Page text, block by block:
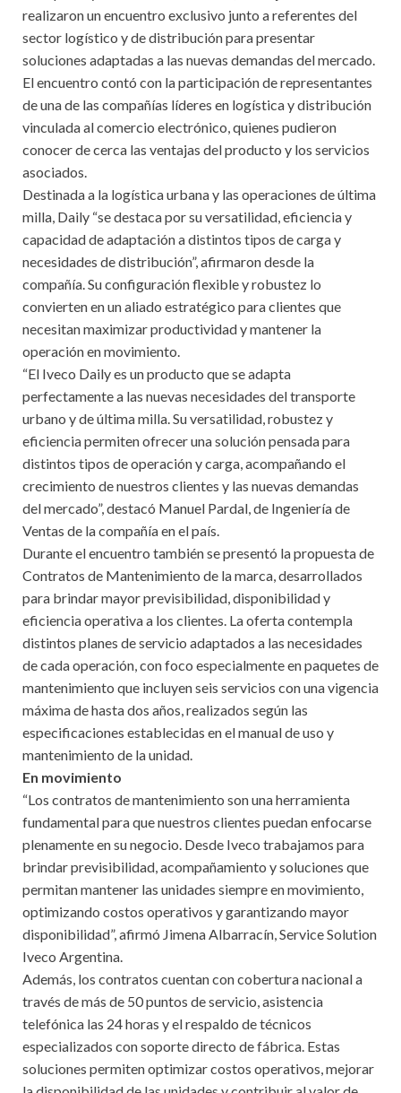
realizaron un encuentro exclusivo junto a referentes del
sector logístico y de distribución para presentar
soluciones adaptadas a las nuevas demandas del mercado.
El encuentro contó con la participación de representantes
de una de las compañías líderes en logística y distribución
vinculada al comercio electrónico, quienes pudieron
conocer de cerca las ventajas del producto y los servicios
asociados.
Destinada a la logística urbana y las operaciones de última
milla, Daily “se destaca por su versatilidad, eficiencia y
capacidad de adaptación a distintos tipos de carga y
necesidades de distribución”, afirmaron desde la
compañía. Su configuración flexible y robustez lo
convierten en un aliado estratégico para clientes que
necesitan maximizar productividad y mantener la
operación en movimiento.
“El Iveco Daily es un producto que se adapta
perfectamente a las nuevas necesidades del transporte
urbano y de última milla. Su versatilidad, robustez y
eficiencia permiten ofrecer una solución pensada para
distintos tipos de operación y carga, acompañando el
crecimiento de nuestros clientes y las nuevas demandas
del mercado”, destacó Manuel Pardal, de Ingeniería de
Ventas de la compañía en el país.
Durante el encuentro también se presentó la propuesta de
Contratos de Mantenimiento de la marca, desarrollados
para brindar mayor previsibilidad, disponibilidad y
eficiencia operativa a los clientes. La oferta contempla
distintos planes de servicio adaptados a las necesidades
de cada operación, con foco especialmente en paquetes de
mantenimiento que incluyen seis servicios con una vigencia
máxima de hasta dos años, realizados según las
especificaciones establecidas en el manual de uso y
mantenimiento de la unidad.
En movimiento
“Los contratos de mantenimiento son una herramienta
fundamental para que nuestros clientes puedan enfocarse
plenamente en su negocio. Desde Iveco trabajamos para
brindar previsibilidad, acompañamiento y soluciones que
permitan mantener las unidades siempre en movimiento,
optimizando costos operativos y garantizando mayor
disponibilidad”, afirmó Jimena Albarracín, Service Solution
Iveco Argentina.
Además, los contratos cuentan con cobertura nacional a
través de más de 50 puntos de servicio, asistencia
telefónica las 24 horas y el respaldo de técnicos
especializados con soporte directo de fábrica. Estas
soluciones permiten optimizar costos operativos, mejorar